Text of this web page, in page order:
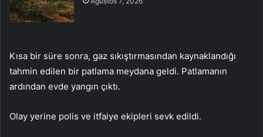
Kısa bir süre sonra, gaz sıkıştırmasından kaynaklandığı
tahmin edilen bir patlama meydana geldi. Patlamanın
ardından evde yangın çıktı.
Olay yerine polis ve itfaiye ekipleri sevk edildi.